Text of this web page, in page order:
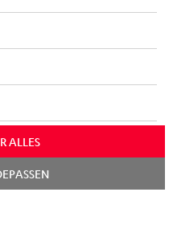
op de foto's afgebeelde
Eventuele
de prijs inbegrepen.
hier de overeenkomst herroepen
ALLES